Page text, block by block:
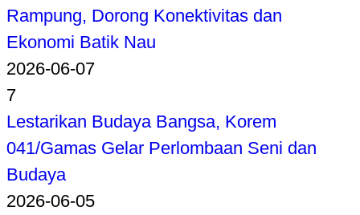
Rampung, Dorong Konektivitas dan
Ekonomi Batik Nau
2026-06-07
7
Lestarikan Budaya Bangsa, Korem
041/Gamas Gelar Perlombaan Seni dan
Budaya
2026-06-05